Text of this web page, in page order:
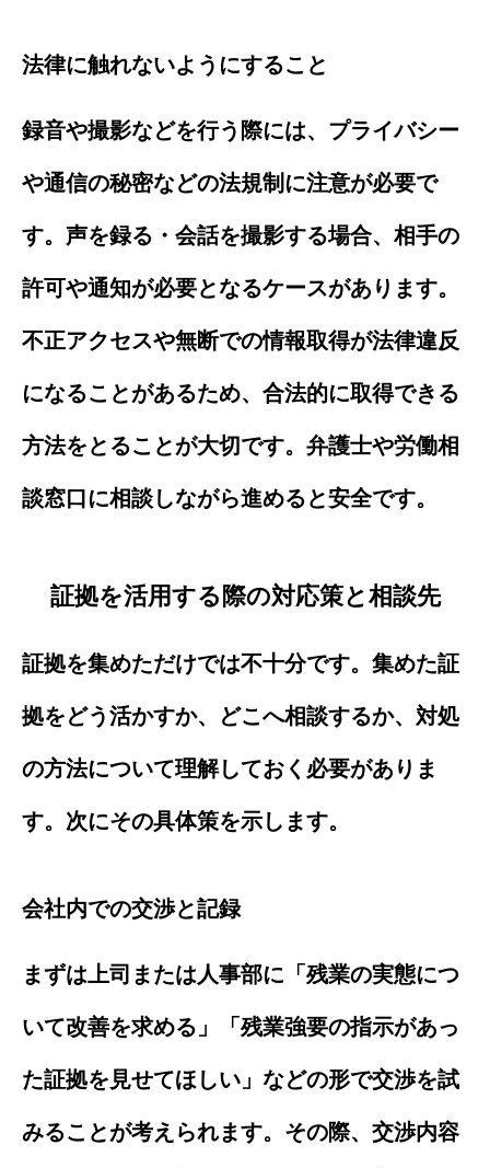
法律に触れないようにすること
録音や撮影などを行う際には、プライバシー
や通信の秘密などの法規制に注意が必要で
す。声を録る・会話を撮影する場合、相手の
許可や通知が必要となるケースがあります。
不正アクセスや無断での情報取得が法律違反
になることがあるため、合法的に取得できる
方法をとることが大切です。弁護士や労働相
談窓口に相談しながら進めると安全です。
証拠を活用する際の対応策と相談先
証拠を集めただけでは不十分です。集めた証
拠をどう活かすか、どこへ相談するか、対処
の方法について理解しておく必要がありま
す。次にその具体策を示します。
会社内での交渉と記録
まずは上司または人事部に「残業の実態につ
いて改善を求める」「残業強要の指示があっ
た証拠を見せてほしい」などの形で交渉を試
みることが考えられます。その際、交渉内容